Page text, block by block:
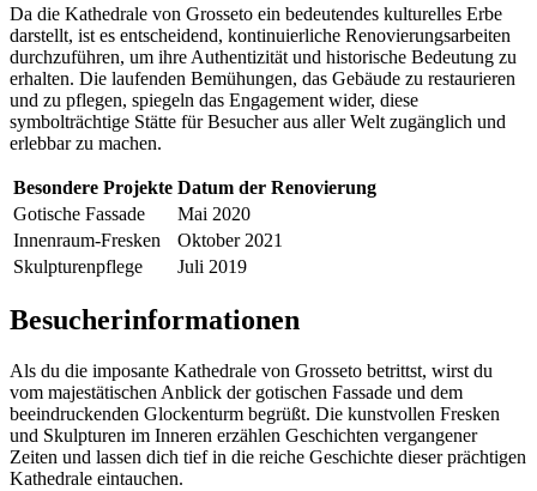
Da die Kathedrale von Grosseto ein bedeutendes kulturelles Erbe
darstellt, ist es entscheidend, kontinuierliche Renovierungsarbeiten
durchzuführen, um ihre Authentizität und historische Bedeutung zu
erhalten. Die laufenden Bemühungen, das Gebäude zu restaurieren
und zu pflegen, spiegeln das Engagement wider, diese
symbolträchtige Stätte für Besucher aus aller Welt zugänglich und
erlebbar zu machen.
Besondere Projekte Datum der Renovierung
Gotische Fassade
Mai 2020
Innenraum-Fresken
Oktober 2021
Skulpturenpflege
Juli 2019
Besucherinformationen
Als du die imposante Kathedrale von Grosseto betrittst, wirst du
vom majestätischen Anblick der gotischen Fassade und dem
beeindruckenden Glockenturm begrüßt. Die kunstvollen Fresken
und Skulpturen im Inneren erzählen Geschichten vergangener
Zeiten und lassen dich tief in die reiche Geschichte dieser prächtigen
Kathedrale eintauchen.